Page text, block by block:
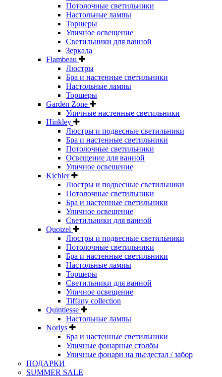
Потолочные светильники
Настольные лампы
Торшеры
Уличное освещение
Светильники для ванной
Зеркала
Flambeau
Люстры
Бра и настенные светильники
Настольные лампы
Торшеры
Garden Zone
Уличные настенные светильники
Hinkley
Люстры и подвесные светильники
Бра и настенные светильники
Потолочные светильники
Освещение для ванной
Уличное освещение
Kichler
Люстры и подвесные светильники
Потолочные светильники
Бра и настенные светильники
Уличное освещение
Светильники для ванной
Quoizel
Люстры и подвесные светильники
Потолочные светильники
Бра и настенные светильники
Настольные лампы
Торшеры
Светильники для ванной
Уличное освещение
Tiffany collection
Quintiesse
Настольные лампы
Norlys
Бра и настенные светильники
Уличные фонарные столбы
Уличные фонари на пьедестал / забор
ПОДАРКИ
SUMMER SALE